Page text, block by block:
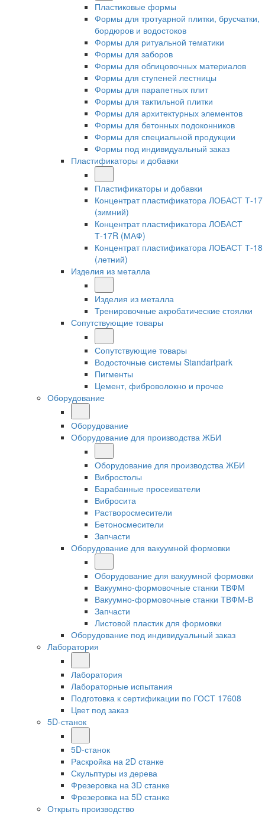
Пластиковые формы
Формы для тротуарной плитки, брусчатки,
бордюров и водостоков
Формы для ритуальной тематики
Формы для заборов
Формы для облицовочных материалов
Формы для ступеней лестницы
Формы для парапетных плит
Формы для тактильной плитки
Формы для архитектурных элементов
Формы для бетонных подоконников
Формы для специальной продукции
Формы под индивидуальный заказ
Пластификаторы и добавки
Пластификаторы и добавки
Концентрат пластификатора ЛОБАСТ Т-17
(зимний)
Концентрат пластификатора ЛОБАСТ
Т-17R (МАФ)
Концентрат пластификатора ЛОБАСТ Т-18
(летний)
Изделия из металла
Изделия из металла
Тренировочные акробатические стоялки
Сопутствующие товары
Сопутствующие товары
Водосточные системы Standartpark
Пигменты
Цемент, фиброволокно и прочее
Оборудование
Оборудование
Оборудование для производства ЖБИ
Оборудование для производства ЖБИ
Вибростолы
Барабанные просеиватели
Вибросита
Растворосмесители
Бетоносмесители
Запчасти
Оборудование для вакуумной формовки
Оборудование для вакуумной формовки
Вакуумно-формовочные станки ТВФМ
Вакуумно-формовочные станки ТВФМ-В
Запчасти
Листовой пластик для формовки
Оборудование под индивидуальный заказ
Лаборатория
Лаборатория
Лабораторные испытания
Подготовка к сертификации по ГОСТ 17608
Цвет под заказ
5D-станок
5D-станок
Раскройка на 2D станке
Скульптуры из дерева
Фрезеровка на 3D станке
Фрезеровка на 5D станке
Открыть производство